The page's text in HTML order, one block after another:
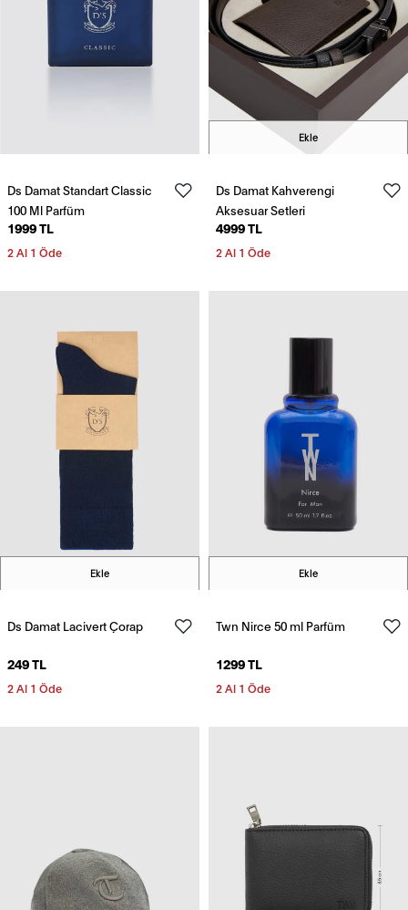
Ds Damat Standart Classic
100 Ml Parfüm
1999 TL
2 Al 1 Öde
Ekle
Ds Damat Kahverengi
Aksesuar Setleri
4999 TL
2 Al 1 Öde
Ekle
Ds Damat Lacivert Çorap
249 TL
2 Al 1 Öde
Ekle
Twn Nirce 50 ml Parfüm
1299 TL
2 Al 1 Öde